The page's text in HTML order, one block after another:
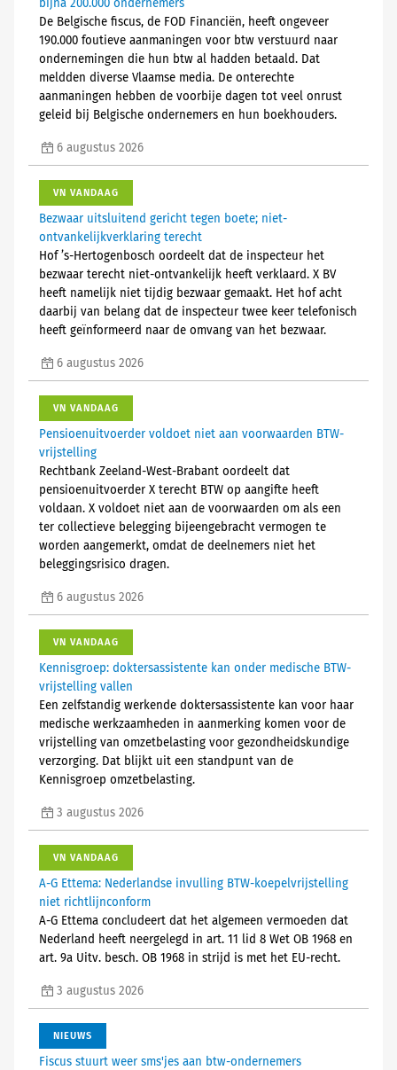
bijna 200.000 ondernemers
De Belgische fiscus, de FOD Financiën, heeft ongeveer
190.000 foutieve aanmaningen voor btw verstuurd naar
ondernemingen die hun btw al hadden betaald. Dat
meldden diverse Vlaamse media. De onterechte
aanmaningen hebben de voorbije dagen tot veel onrust
geleid bij Belgische ondernemers en hun boekhouders.
6 augustus 2026
VN VANDAAG
Bezwaar uitsluitend gericht tegen boete; niet-
ontvankelijkverklaring terecht
Hof ’s-Hertogenbosch oordeelt dat de inspecteur het
bezwaar terecht niet-ontvankelijk heeft verklaard. X BV
heeft namelijk niet tijdig bezwaar gemaakt. Het hof acht
daarbij van belang dat de inspecteur twee keer telefonisch
heeft geïnformeerd naar de omvang van het bezwaar.
6 augustus 2026
VN VANDAAG
Pensioenuitvoerder voldoet niet aan voorwaarden BTW-
vrijstelling
Rechtbank Zeeland-West-Brabant oordeelt dat
pensioenuitvoerder X terecht BTW op aangifte heeft
voldaan. X voldoet niet aan de voorwaarden om als een
ter collectieve belegging bijeengebracht vermogen te
worden aangemerkt, omdat de deelnemers niet het
beleggingsrisico dragen.
6 augustus 2026
VN VANDAAG
Kennisgroep: doktersassistente kan onder medische BTW-
vrijstelling vallen
Een zelfstandig werkende doktersassistente kan voor haar
medische werkzaamheden in aanmerking komen voor de
vrijstelling van omzetbelasting voor gezondheidskundige
verzorging. Dat blijkt uit een standpunt van de
Kennisgroep omzetbelasting.
3 augustus 2026
VN VANDAAG
A-G Ettema: Nederlandse invulling BTW-koepelvrijstelling
niet richtlijnconform
A-G Ettema concludeert dat het algemeen vermoeden dat
Nederland heeft neergelegd in art. 11 lid 8 Wet OB 1968 en
art. 9a Uitv. besch. OB 1968 in strijd is met het EU-recht.
3 augustus 2026
NIEUWS
Fiscus stuurt weer sms'jes aan btw-ondernemers